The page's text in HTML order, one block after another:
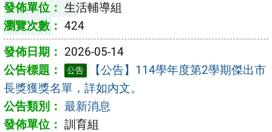
生活輔導組
424
2026-05-14
公告
【公告】114學年度第2學期傑出市
長獎獲獎名單，詳如內文。
最新消息
訓育組